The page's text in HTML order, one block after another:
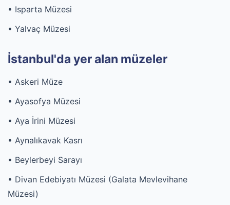
• Isparta Müzesi
• Yalvaç Müzesi
İstanbul'da yer alan müzeler
• Askeri Müze
• Ayasofya Müzesi
• Aya İrini Müzesi
• Aynalıkavak Kasrı
• Beylerbeyi Sarayı
• Divan Edebiyatı Müzesi (Galata Mevlevihane
Müzesi)